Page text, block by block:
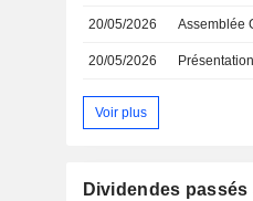
20/05/2026 Assemblée
20/05/2026
Voir plus
Dividendes